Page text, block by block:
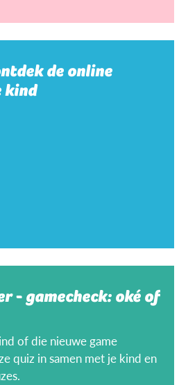
de online
kind
- gamecheck: oké of
of die nieuwe game
quiz in samen met je kind en